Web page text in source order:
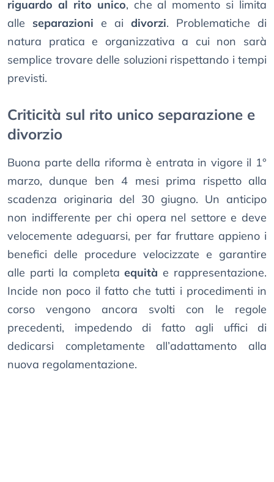
riguardo al rito unico, che al momento si limita
alle separazioni e ai divorzi. Problematiche di
natura pratica e organizzativa a cui non sarà
semplice trovare delle soluzioni rispettando i tempi
previsti.
Criticità sul rito unico separazione e
divorzio
Buona parte della riforma è entrata in vigore il 1°
marzo, dunque ben 4 mesi prima rispetto alla
scadenza originaria del 30 giugno. Un anticipo
non indifferente per chi opera nel settore e deve
velocemente adeguarsi, per far fruttare appieno i
benefici delle procedure velocizzate e garantire
alle parti la completaequità e rappresentazione.
Incide non poco il fatto che tutti i procedimenti in
corso vengono ancora svolti con le regole
precedenti, impedendo di fatto agli uffici di
dedicarsi completamente all’adattamento alla
nuova regolamentazione.